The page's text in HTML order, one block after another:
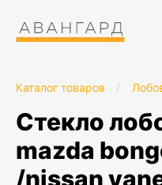
Каталог товаров /
стекло лобовое в клей
mazda
/nissan